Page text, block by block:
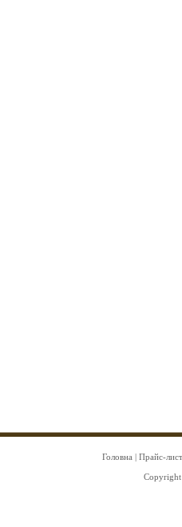
Головна | Прайс-лист